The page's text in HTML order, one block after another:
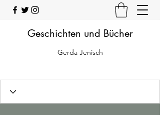
Geschichten und Bücher
Gerda Jenisch